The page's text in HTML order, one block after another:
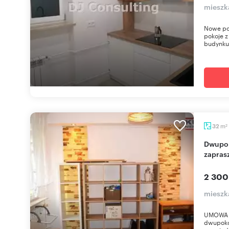
Nowe
pokoje
32 m2
Dwupokojowe mieszkanie 32 m² w Pruszkowie -
2